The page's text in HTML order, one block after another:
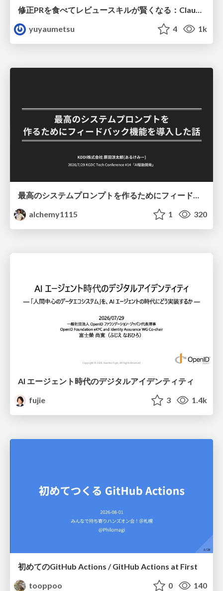
修正PRを食べてレビュースキルが賢くなる：Claude Codeによる自己改善サイクル
yuyaumetsu
4 1k
最高のシステムプロンプトを作るためにフィードバック機能を導入した話
alchemy1115
1 320
AI エージェント時代のデジタルアイデンティティ
fujie
3 1.4k
初めてのGitHub Actions / GitHub Actions at First
tooppoo
0 140